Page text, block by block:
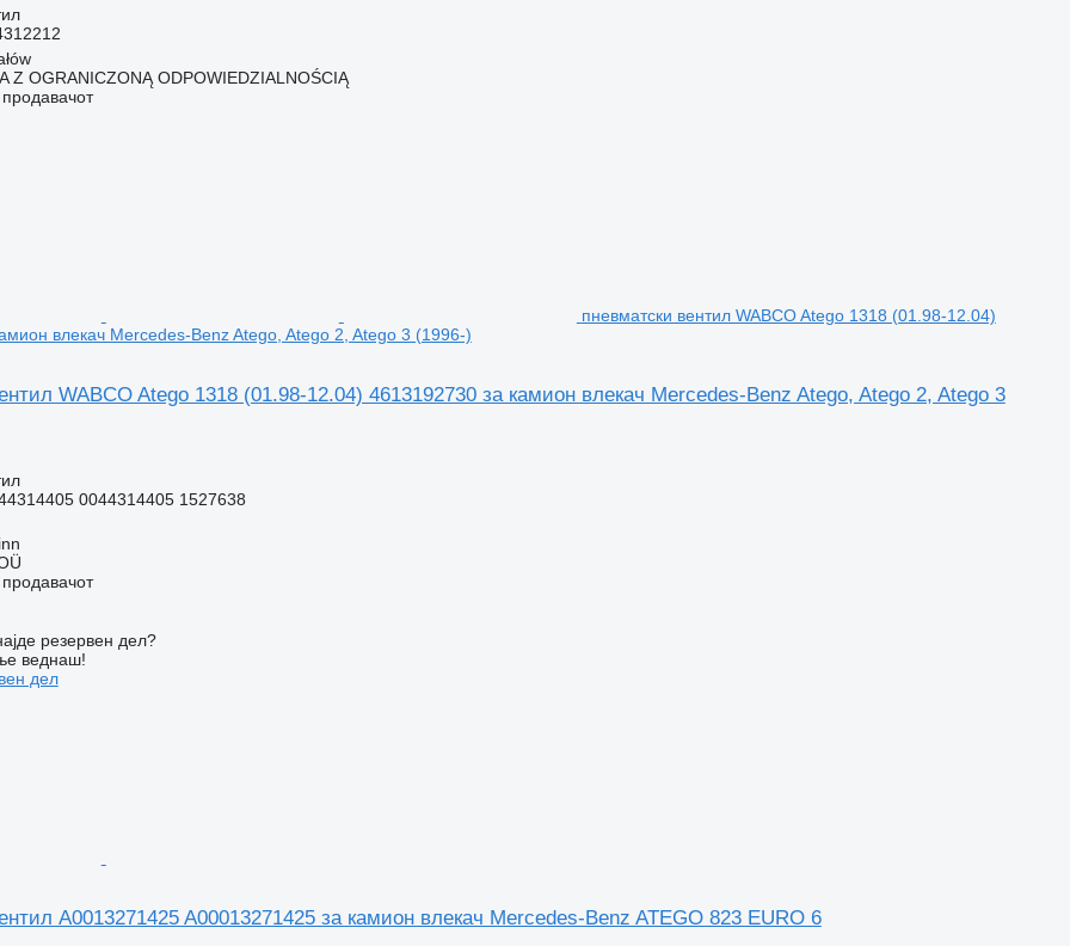
Z OGRANICZONĄ ODPOWIEDZIALNOŚCIĄ
продавачот
пневматски вентил WABCO Atego 1318 (01.98-12.04)
влекач Mercedes-Benz Atego, Atego 2, Atego 3 (1996-)
WABCO Atego 1318 (01.98-12.04) 4613192730 за камион влекач Mercedes-Benz Atego, Atego 2, Atego 3
0044314405 1527638
продавачот
резервен дел?
веднаш!
дел
A0013271425 A00013271425 за камион влекач Mercedes-Benz ATEGO 823 EURO 6